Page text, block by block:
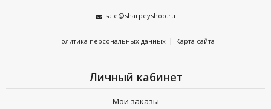
sale@sharpeyshop.ru
Политика персональных данных | Карта сайта
Личный кабинет
Мои заказы